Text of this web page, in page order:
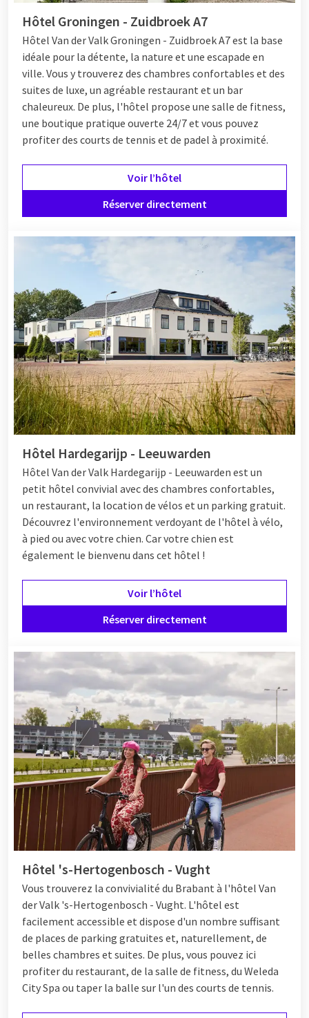
Hôtel Groningen - Zuidbroek A7
Hôtel Van der Valk Groningen - Zuidbroek A7 est la base
idéale pour la détente, la nature et une escapade en
ville. Vous y trouverez des chambres confortables et des
suites de luxe, un agréable restaurant et un bar
chaleureux. De plus, l'hôtel propose une salle de fitness,
une boutique pratique ouverte 24/7 et vous pouvez
profiter des courts de tennis et de padel à proximité.
Voir l’hôtel
Réserver directement
Hôtel Hardegarijp - Leeuwarden
Hôtel Van der Valk Hardegarijp - Leeuwarden est un
petit hôtel convivial avec des chambres confortables,
un restaurant, la location de vélos et un parking gratuit.
Découvrez l'environnement verdoyant de l'hôtel à vélo,
à pied ou avec votre chien. Car votre chien est
également le bienvenu dans cet hôtel !
Voir l’hôtel
Réserver directement
Hôtel 's-Hertogenbosch - Vught
Vous trouverez la convivialité du Brabant à l'hôtel Van
der Valk 's-Hertogenbosch - Vught. L'hôtel est
facilement accessible et dispose d'un nombre suffisant
de places de parking gratuites et, naturellement, de
belles chambres et suites. De plus, vous pouvez ici
profiter du restaurant, de la salle de fitness, du Weleda
City Spa ou taper la balle sur l'un des courts de tennis.